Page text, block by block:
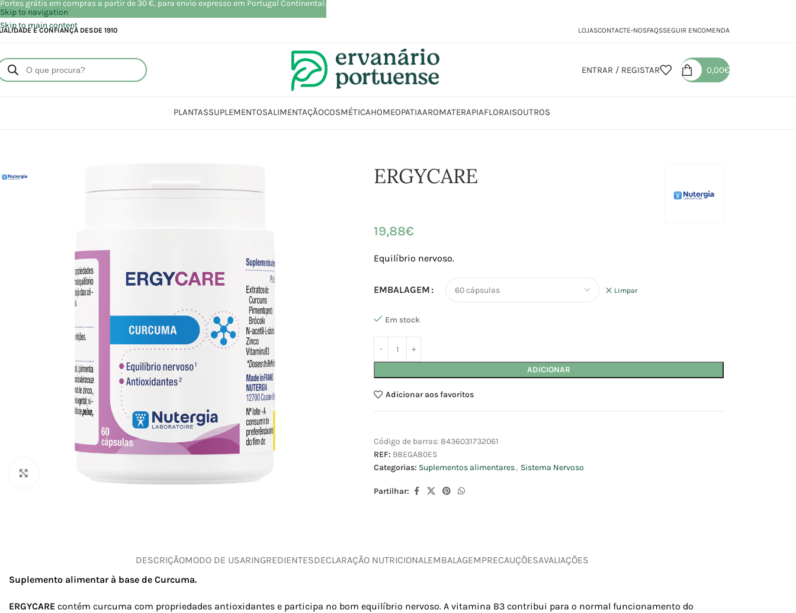
Skip to navigation
Skip to main content
E CONFIANÇA DESDE 1910 LOJASCONTACTE-NOSFAQSSEGUIR ENCOMENDA
ENTRAR / REGISTAR 0,00€
PLANTASSUPLEMENTOSALIMENTAÇÃOCOSMÉTICAHOMEOPATIAAROMATERAPIAFLORAISOUTROS
ERGYCARE
19,88€
Equilíbrio nervoso.
EMBALAGEM Limpar
Em stock
ADICIONAR
Adicionar aos favoritos
Código de barras:8436031732061
REF: 98EGA80ES
Categorias: Suplementos alimentares, Sistema Nervoso
Partilhar:
DESCRIÇÃOMODO DE USARINGREDIENTESDECLARAÇÃO NUTRICIONAL EMBALAGEMPRECAUÇÕESAVALIAÇÕES
Suplemento alimentar à base de Curcuma.
ERGYCARE contém curcuma com propriedades antioxidantes e participa no bom equilíbrio nervoso. A vitamina B3 contribui para o normal funcionamento do
Portes grátis em compras a partir de 30 €, para envio expresso em Portugal Continental.